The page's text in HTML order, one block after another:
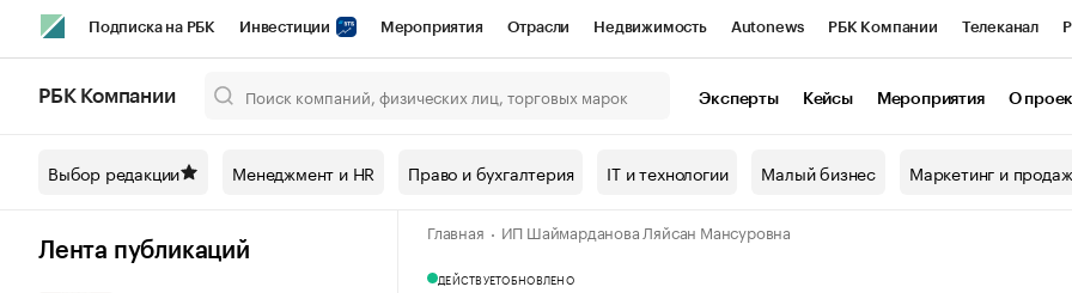
Подписка на РБК Инвестиции Мероприятия Отрасли Недвижимость Autonews РБК Компании Телеканал
Спецпроекты СПб Конференции СПб Спецпроекты Проверка контрагентов
Технологии и медиа Рынок наличной валюты
РБК Компании Эксперты Кейсы Мероприятия О
Выбор редакции Менеджмент и HR Право и бухгалтерия IT и технологии Малый бизнес Маркетинг и
Лента публикаций
Главная ИП Шаймарданова Ляйсан Мансуровна
ДЕЙСТВУЕТОБНОВЛЕНО